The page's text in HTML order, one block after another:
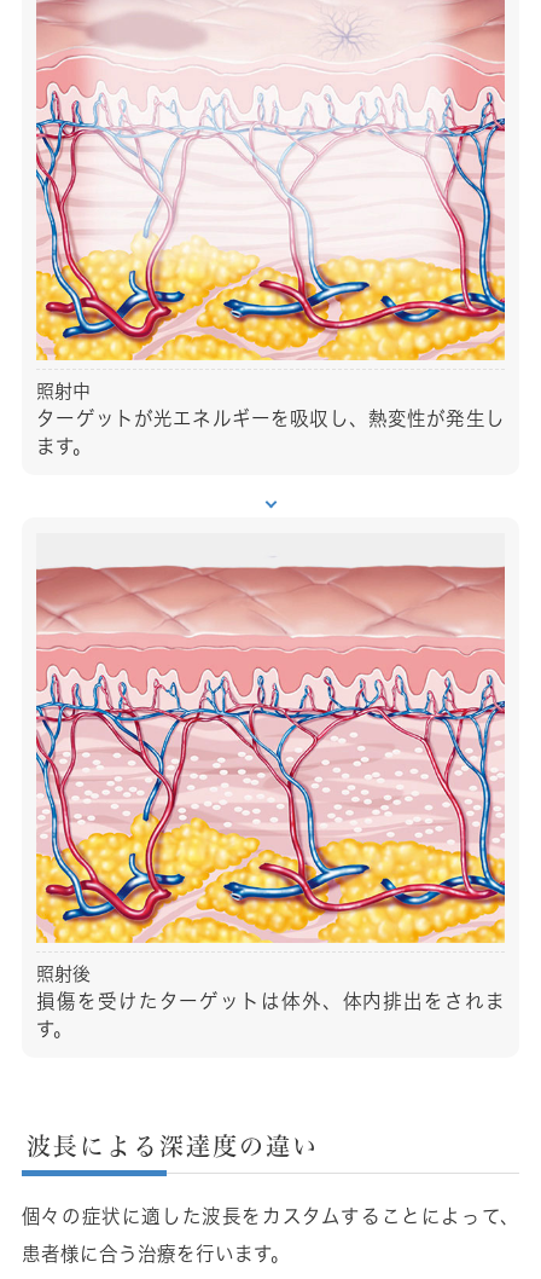
照射中
ターゲットが光エネルギーを吸収し、熱変性が発生し
ます。
照射後
損傷を受けたターゲットは体外、体内排出をされま
す。
波長による深達度の違い
個々の症状に適した波長をカスタムすることによって、
患者様に合う治療を行います。